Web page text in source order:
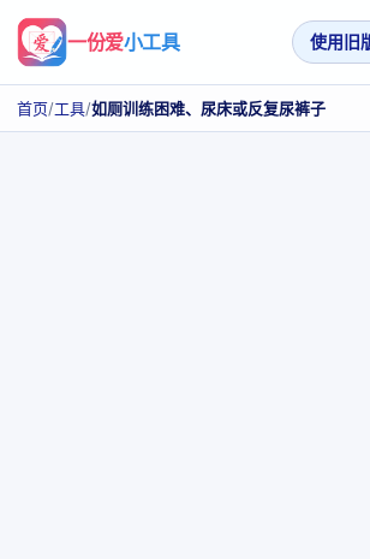
一份爱小工具 使用旧
首页/工具/如厕训练困难、尿床或反复尿裤子